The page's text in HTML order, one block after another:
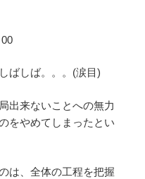
ばしば。。。(涙目)
出来ないことへの無力
をやめてしまったとい
は、全体の工程を把握